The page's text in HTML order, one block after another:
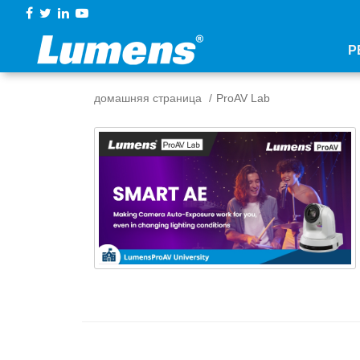
домашняя страница ProAV Lab